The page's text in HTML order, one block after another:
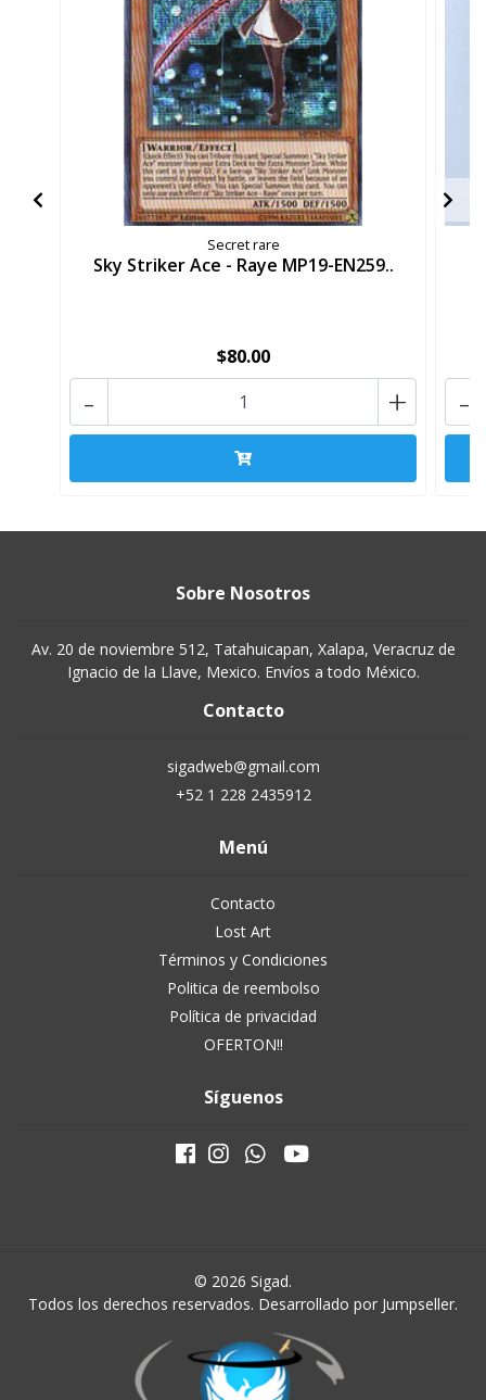
Secret rare
Sky Striker Ace - Raye MP19-EN259..
$80.00
+
- -
Sobre Nosotros
Av. 20 de noviembre 512, Tatahuicapan, Xalapa, Veracruz de
Ignacio de la Llave, Mexico. Envíos a todo México.
Contacto
sigadweb@gmail.com
+52 1 228 2435912
Menú
Contacto
Lost Art
Términos y Condiciones
Politica de reembolso
Política de privacidad
OFERTON!!
Síguenos
© 2026 Sigad.
Todos los derechos reservados. Desarrollado por Jumpseller.